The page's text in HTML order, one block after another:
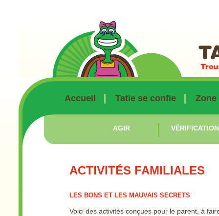
Accueil Tatie se confie Zone
AGIR
ACTIVITÉS FAMILIALES
LES BONS ET LES MAUVAIS SECRETS
Voici des activités conçues pour le parent, à